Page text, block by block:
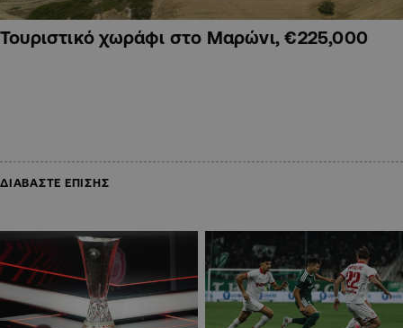
Τουριστικό χωράφι στο Μαρώνι, €225,000
ΔΙΑΒΑΣΤΕ ΕΠΙΣΗΣ